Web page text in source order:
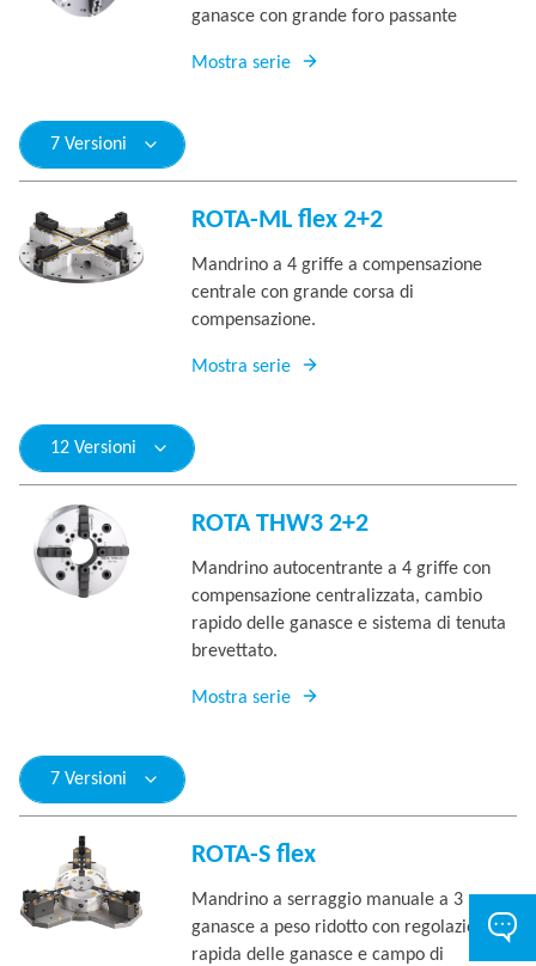
ganasce con grande foro passante
Mostra serie
7 Versioni
ROTA-ML flex 2+2
Mandrino a 4 griffe a compensazione
centrale con grande corsa di
compensazione.
Mostra serie
12 Versioni
ROTA THW3 2+2
Mandrino autocentrante a 4 griffe con
compensazione centralizzata, cambio
rapido delle ganasce e sistema di tenuta
brevettato.
Mostra serie
7 Versioni
ROTA-S flex
Mandrino a serraggio manuale a 3
ganasce a peso ridotto con regolazione
rapida delle ganasce e campo di